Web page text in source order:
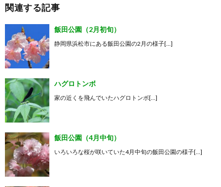
関連する記事
飯田公園（2月初旬）
静岡県浜松市にある飯田公園の2月の様子[…]
ハグロトンボ
家の近くを飛んでいたハグロトンボ[…]
飯田公園（4月中旬）
いろいろな桜が咲いていた4月中旬の飯田公園の様子[…]